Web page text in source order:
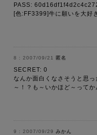
PASS:
[色:FF3399]牛に願いを大好
2007/09/21 匿名
SECRET: 0
なんか面白くなさそうと思
～！？も～いかほど～って
2007/09/29 みかん